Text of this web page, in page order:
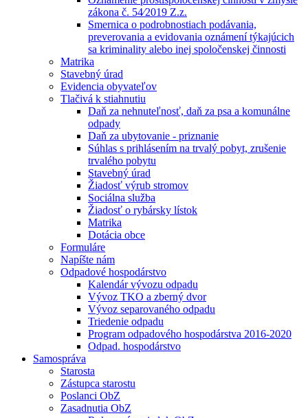
zákona č. 54⁄2019 Z.z.
Smernica o podrobnostiach podávania,
preverovania a evidovania oznámení týkajúcich
sa kriminality alebo inej spoločenskej činnosti
Matrika
Stavebný úrad
Evidencia obyvateľov
Tlačivá k stiahnutiu
Daň za nehnuteľnosť, daň za psa a komunálne
odpady
Daň za ubytovanie - priznanie
Súhlas s prihlásením na trvalý pobyt, zrušenie
trvalého pobytu
Stavebný úrad
Žiadosť výrub stromov
Sociálna služba
Žiadosť o rybársky lístok
Matrika
Dotácia obce
Formuláre
Napíšte nám
Odpadové hospodárstvo
Kalendár vývozu odpadu
Vývoz TKO a zberný dvor
Vývoz separovaného odpadu
Triedenie odpadu
Program odpadového hospodárstva 2016-2020
Odpad. hospodárstvo
Samospráva
Starosta
Zástupca starostu
Poslanci ObZ
Zasadnutia ObZ